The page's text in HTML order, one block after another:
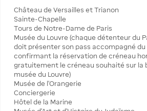
Château de Versailles et Trianon
Sainte-Chapelle
Tours de Notre-Dame de Paris
Musée du Louvre (chaque détenteur du
doit présenter son pass accompagné
confirmant la réservation de créneau
gratuitement le créneau souhaité sur la
musée du Louvre)
Musée de l’Orangerie
Conciergerie
Hôtel de la Marine